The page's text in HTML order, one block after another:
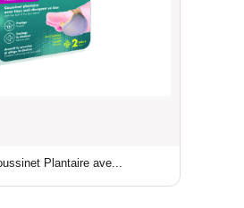
Plantaire ave...